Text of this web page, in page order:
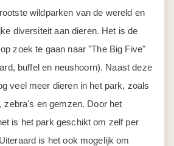
wildparken van de wereld en
diversiteit aan dieren. Het is de
zoek te gaan naar "The Big Five"
buffel en neushoorn). Naast deze
veel meer dieren in het park, zoals
zebra's en gemzen. Door het
is het park geschikt om zelf per
is het ook mogelijk om